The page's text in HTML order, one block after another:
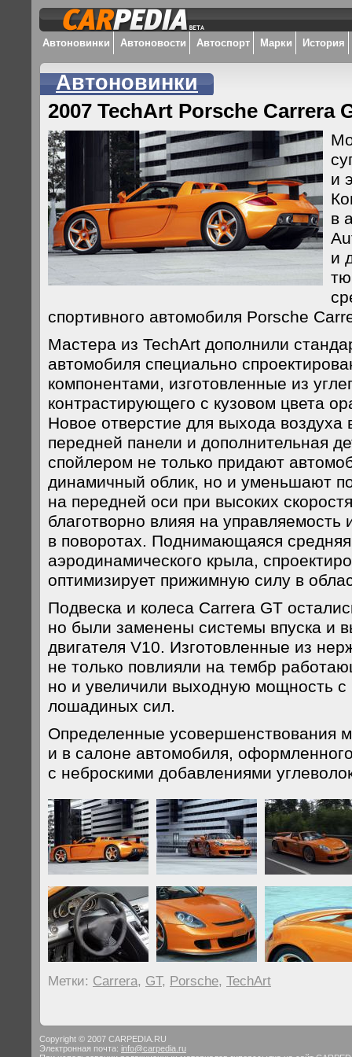
Автоновинки Автоновости Автоспорт Марки История
Автоновинки
2007 TechArt Porsche Carrera
и
в
и
спортивного автомобиля Porsche
Мастера из TechArt дополнили
автомобиля специально
компонентами, изготовленные из
контрастирующего с кузовом цвета
Новое отверстие для выхода воздуха
передней панели и дополнительная
спойлером не только придают
динамичный облик, но и уменьшают
на передней оси при высоких
благотворно влияя на управляемость
в поворотах. Поднимающаяся
аэродинамического крыла,
оптимизирует прижимную силу в
Подвеска и колеса Carrera GT
но были заменены системы впуска и
двигателя V10. Изготовленные из
не только повлияли на тембр
но и увеличили выходную мощность с
лошадиных сил.
Определенные усовершенствования
и в салоне автомобиля,
с неброскими добавлениями
Метки: Carrera, GT, Porsche, TechArt
Copyright © 2007 CARPEDIA.RU
Электронная почта: info@carpedia.ru